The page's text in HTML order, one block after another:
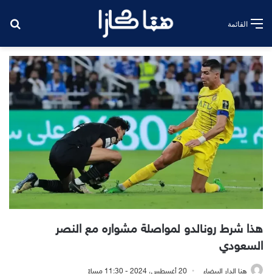
القائمة
هذا شرط رونالدو لمواصلة مشواره مع النصر
السعودي
هنا الدار البيضاء 20 أغسطس، 2024 - 11:30 مساءً